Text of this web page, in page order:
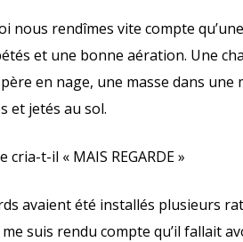
nous rendîmes vite compte
et une bonne aération. Une
en nage, une masse dans
et jetés au sol.
cria-t-il « MAIS REGARDE »
avaient été installés plusieurs
suis rendu compte qu’il fallait